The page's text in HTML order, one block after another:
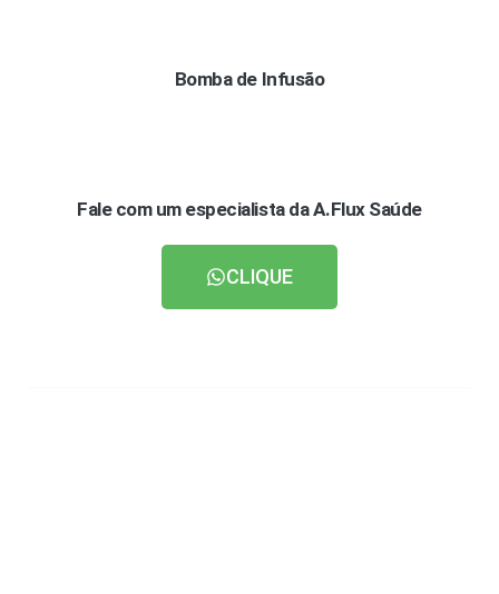
Bomba de Infusão
Fale com um especialista da A.Flux Saúde
CLIQUE